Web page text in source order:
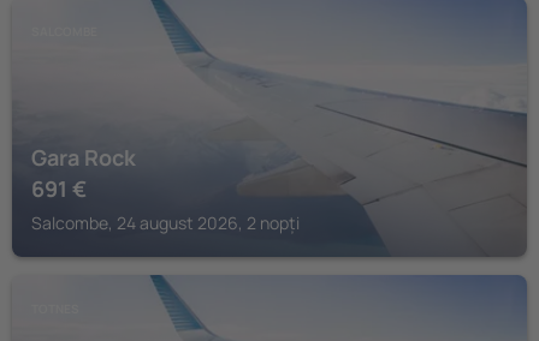
Gara Rock
691 €
Salcombe, 24 august 2026, 2 nopți